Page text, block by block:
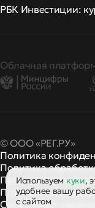
РБК Инвестиции:
Облачная
© ООО «РЕГ.РУ»
Политика
Политика
Правила
Правила
Сообщить о
Используем куки,
удобнее вашу
с сайтом